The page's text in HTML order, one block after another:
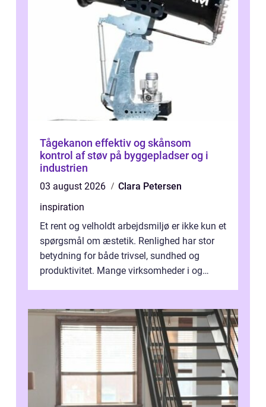
Tågekanon effektiv og skånsom
kontrol af støv på byggepladser og i
industrien
03 august 2026
Clara Petersen
inspiration
Et rent og velholdt arbejdsmiljø er ikke kun et
spørgsmål om æstetik. Renlighed har stor
betydning for både trivsel, sundhed og
produktivitet. Mange virksomheder i og